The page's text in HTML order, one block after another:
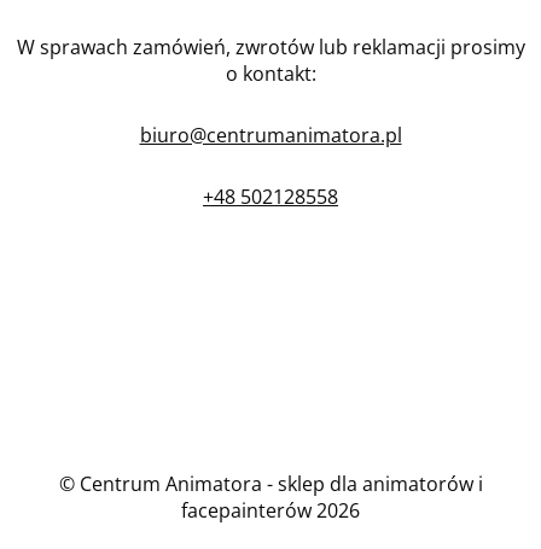
W sprawach zamówień, zwrotów lub reklamacji prosimy
o kontakt:
biuro@centrumanimatora.pl
+48 502128558
© Centrum Animatora - sklep dla animatorów i
facepainterów 2026